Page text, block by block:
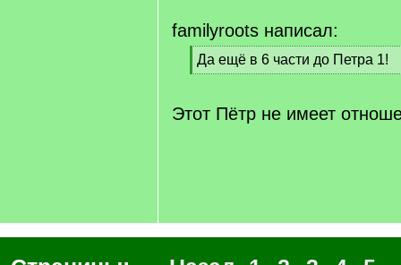
familyroots написал:
[
q
Да ещё в 6 части до Петра 1!
[
q
]
Этот Пётр не имеет